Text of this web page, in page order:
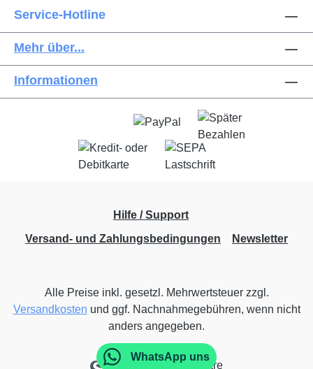
Service-Hotline
Mehr über...
Informationen
Hilfe / Support
Versand- und Zahlungsbedingungen
Newsletter
Alle Preise inkl. gesetzl. Mehrwertsteuer zzgl.
Versandkosten und ggf. Nachnahmegebühren, wenn nicht
anders angegeben.
Realisiert mit Shopware
WhatsApp uns